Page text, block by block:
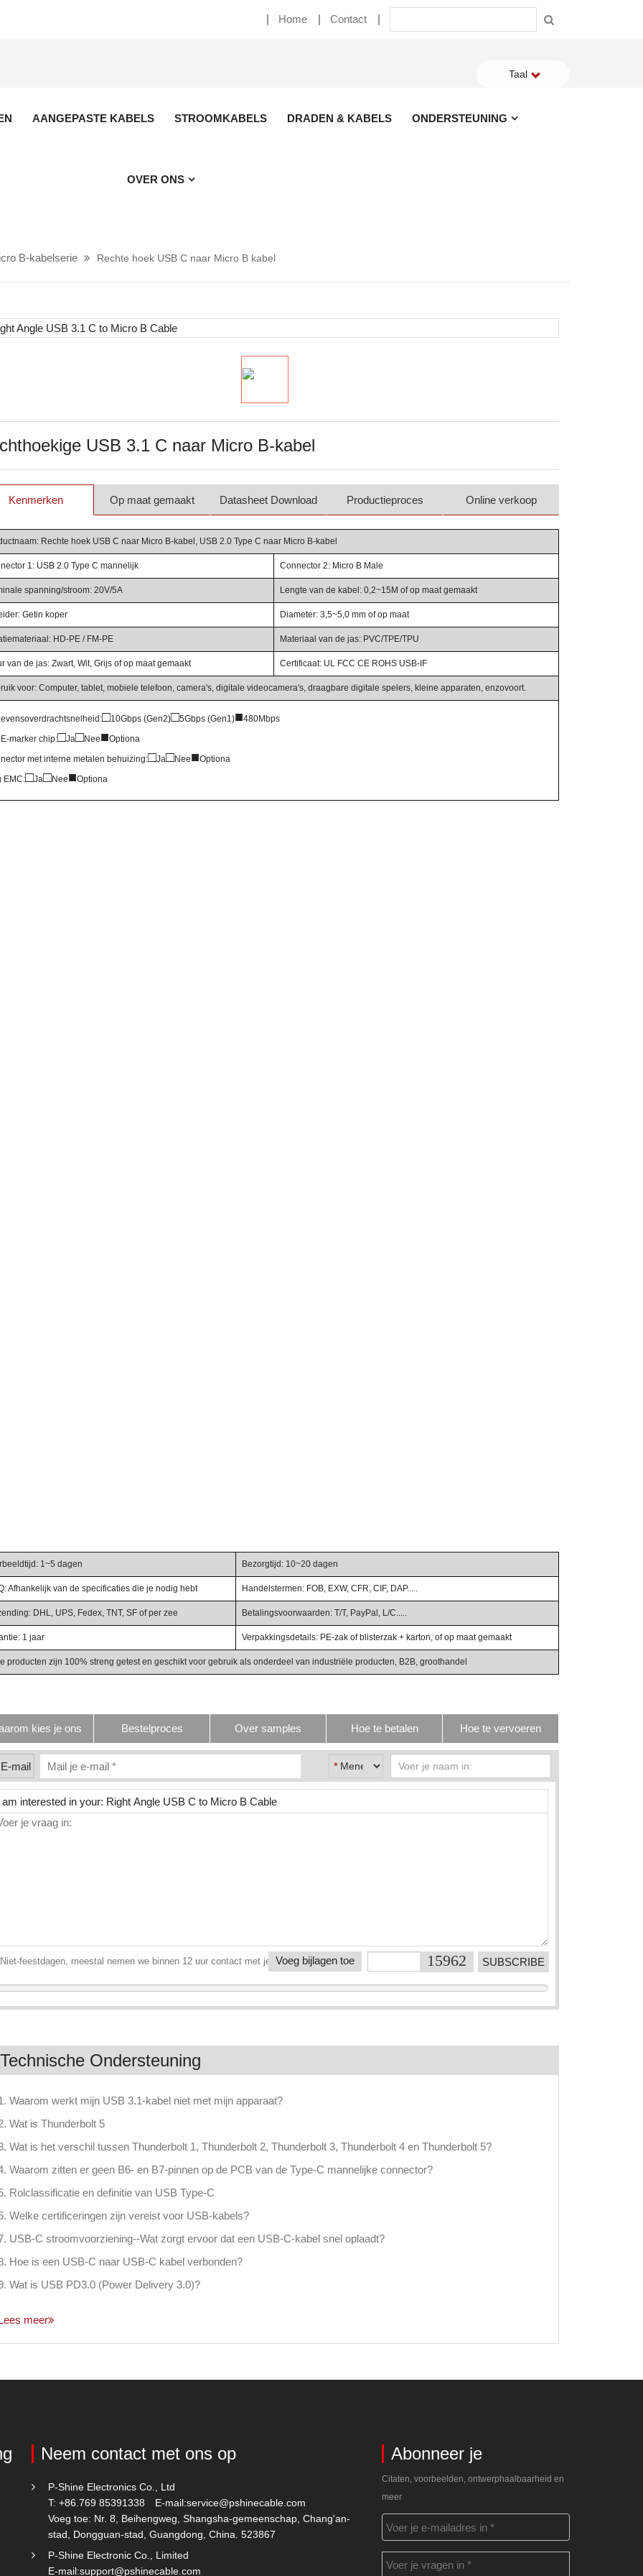
Home Contact
Taal
AANGEPASTE KABELS STROOMKABELS DRADEN & KABELS ONDERSTEUNING
OVER ONS
B-kabelserie Rechte hoek USB C naar Micro B kabel
USB 3.1 C naar Micro B-kabel
Kenmerken Op maat gemaakt Datasheet Download Productieproces Online verkoop
Rechte hoek USB C naar Micro B-kabel, USB 2.0 Type C naar Micro B-kabel
1: USB 2.0 Type C mannelijk Connector 2: Micro B Male
spanning/stroom: 20V/5A Lengte van de kabel: 0,2~15M of op maat gemaakt
Getin koper Diameter: 3,5~5,0 mm of op maat
HD-PE / FM-PE Materiaal van de jas: PVC/TPE/TPU
van de jas: Zwart, Wit, Grijs of op maat gemaakt Certificaat: UL FCC CE ROHS USB-IF
voor: Computer, tablet, mobiele telefoon, camera's, digitale videocamera's, draagbare digitale spelers, kleine apparaten, enzovoort.
□10Gbps (Gen2)□5Gbps (Gen1)■480Mbps
E-marker chip:□Ja□Nee■Optiona
met interne metalen behuizing:□Ja□Nee■Optiona
EMC:□Ja□Nee■Optiona
1~5 dagen Bezorgtijd: 10~20 dagen
Afhankelijk van de specificaties die je nodig hebt Handelstermen: FOB, EXW, CFR, CIF, DAP.....
DHL, UPS, Fedex, TNT, SF of per zee Betalingsvoorwaarden: T/T, PayPal, L/C.....
1 jaar Verpakkingsdetails: PE-zak of blisterzak + karton, of op maat gemaakt
producten zijn 100% streng getest en geschikt voor gebruik als onderdeel van industriële producten, B2B, groothandel
kies je ons Bestelproces Over samples Hoe te betalen Hoe te vervoeren
E-mail *
Niet-feestdagen, meestal nemen we binnen 12 uur contact met je opVoeg bijlagen toe
Technische Ondersteuning
Waarom werkt mijn USB 3.1-kabel niet met mijn apparaat?
Wat is Thunderbolt 5
Wat is het verschil tussen Thunderbolt 1, Thunderbolt 2, Thunderbolt 3, Thunderbolt 4 en Thunderbolt 5?
Waarom zitten er geen B6- en B7-pinnen op de PCB van de Type-C mannelijke connector?
Rolclassificatie en definitie van USB Type-C
Welke certificeringen zijn vereist voor USB-kabels?
USB-C stroomvoorziening--Wat zorgt ervoor dat een USB-C-kabel snel oplaadt?
Hoe is een USB-C naar USB-C kabel verbonden?
Wat is USB PD3.0 (Power Delivery 3.0)?
meer
Neem contact met ons op
P-Shine Electronics Co., Ltd
T: +86.769 85391338
E-mail:service@pshinecable.com
Voeg toe: Nr. 8, Beihengweg, Shangsha-gemeenschap, Chang'an-
stad, Dongguan-stad, Guangdong, China. 523867
P-Shine Electronic Co., Limited
E-mail:support@pshinecable.com
Abonneer je
Citaten, voorbeelden, ontwerphaalbaarheid en
meer